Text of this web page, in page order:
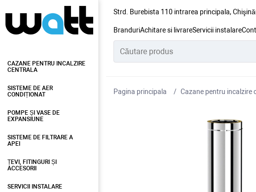
Strd. Burebista 110 intrarea principala,
BranduriAchitare si livrareServicii instalare
CAZANE PENTRU INCALZIRE
CENTRALA
SISTEME DE AER
CONDIȚIONAT
POMPE ȘI VASE DE
EXPANSIUNE
SISTEME DE FILTRARE A
APEI
ȚEVI, FITINGURI ȘI
ACCESORII
SERVICII INSTALARE
Pagina principala Cazane pentru incalzire